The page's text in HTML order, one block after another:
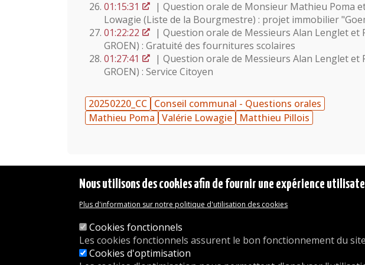
01:15:31
| Question orale de Monsieur Mathieu Poma
Lowagie (Liste de la Bourgmestre) : projet immobilier
01:22:22
| Question orale de Messieurs Alan Lenglet et
GROEN) : Gratuité des fournitures scolaires
01:27:41
| Question orale de Messieurs Alan Lenglet et
GROEN) : Service Citoyen
20250220_CC Conseil communal - Questions orales
Mathieu Poma Valérie Lowagie Matthieu Pillois
Mentions légales
Déclaration d'accessibilité
Transparence
Accéder à la maison communale
Les services de l'administration
Tel. : 02/
Nous utilisons des cookies afin de fournir une expérience
Plus d'information sur notre politique d'utilisation des cookies
Cookies fonctionnels
Les cookies fonctionnels assurent le bon fonctionnement du
Cookies d'optimisation